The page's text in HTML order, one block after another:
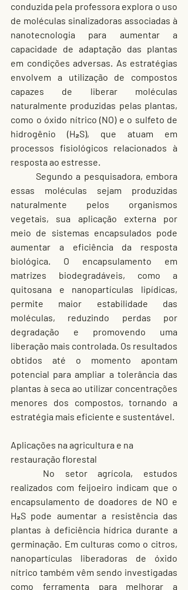
conduzida pela professora explora o uso
de moléculas sinalizadoras associadas à
nanotecnologia para aumentar a
capacidade de adaptação das plantas
em condições adversas. As estratégias
envolvem a utilização de compostos
capazes de liberar moléculas
naturalmente produzidas pelas plantas,
como o óxido nítrico (NO) e o sulfeto de
hidrogênio (H₂S), que atuam em
processos fisiológicos relacionados à
resposta ao estresse.
essas moléculas sejam produzidas
naturalmente pelos organismos
vegetais, sua aplicação externa por
meio de sistemas encapsulados pode
aumentar a eficiência da resposta
biológica. O encapsulamento em
matrizes biodegradáveis, como a
quitosana e nanopartículas lipídicas,
permite maior estabilidade das
moléculas, reduzindo perdas por
degradação e promovendo uma
liberação mais controlada. Os resultados
obtidos até o momento apontam
potencial para ampliar a tolerância das
plantas à seca ao utilizar concentrações
menores dos compostos, tornando a
estratégia mais eficiente e sustentável.
Aplicações na agricultura e na
restauração florestal
realizados com feijoeiro indicam que o
encapsulamento de doadores de NO e
H₂S pode aumentar a resistência das
plantas à deficiência hídrica durante a
germinação. Em culturas como o citros,
nanopartículas liberadoras de óxido
nítrico também vêm sendo investigadas
como ferramenta para melhorar a